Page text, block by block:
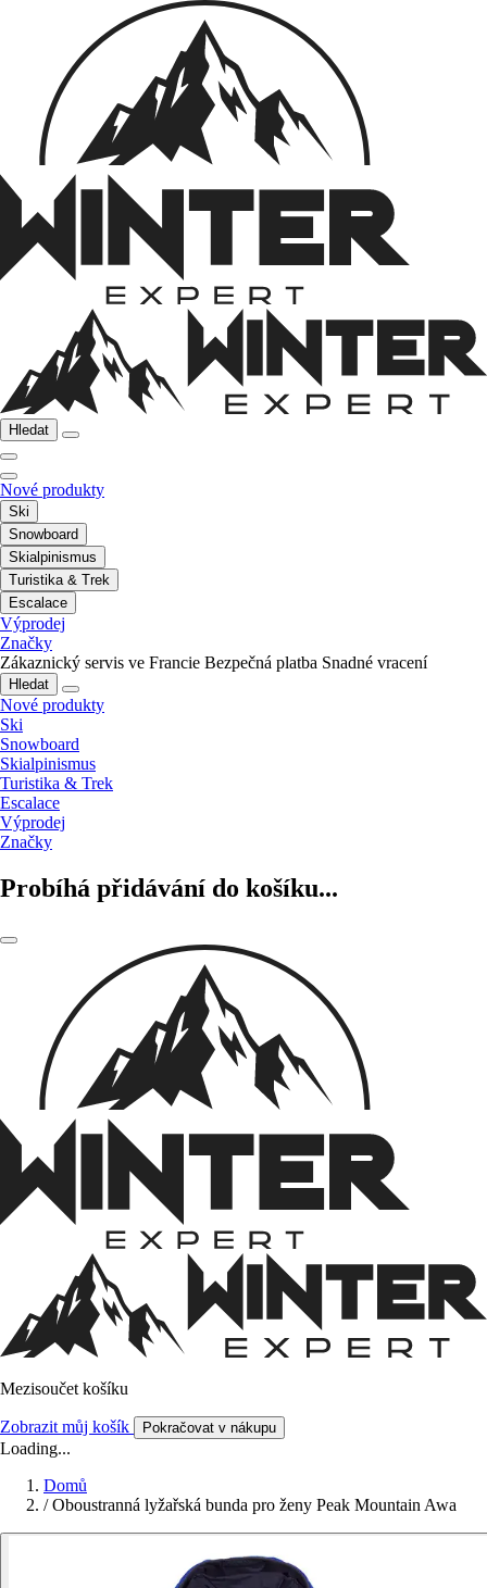
Hledat
Nové produkty
Ski
Snowboard
Skialpinismus
Turistika & Trek
Escalace
Výprodej
Značky
Zákaznický servis ve Francie Bezpečná platba Snadné vracení
Hledat
Nové produkty
Ski
Snowboard
Skialpinismus
Turistika & Trek
Escalace
Výprodej
Značky
Probíhá přidávání do košíku...
Mezisoučet košíku
Zobrazit můj košík Pokračovat v nákupu
Loading...
Domů
/ Oboustranná lyžařská bunda pro ženy Peak Mountain Awa